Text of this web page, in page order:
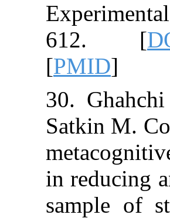
[
30.
in